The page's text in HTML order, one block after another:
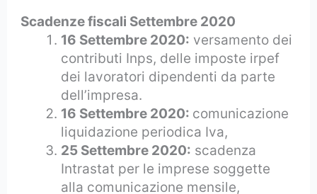
Scadenze fiscali Settembre 2020
16 Settembre 2020: versamento dei
contributi Inps, delle imposte irpef
dei lavoratori dipendenti da parte
dell’impresa.
16 Settembre 2020: comunicazione
liquidazione periodica Iva,
25 Settembre 2020: scadenza
Intrastat per le imprese soggette
alla comunicazione mensile,